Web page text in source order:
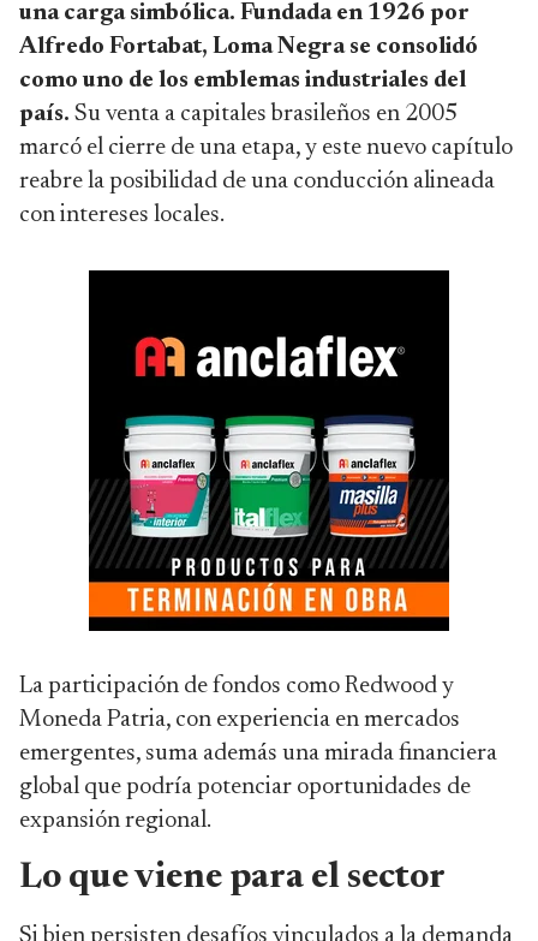
una carga simbólica. Fundada en 1926 por
Alfredo Fortabat, Loma Negra se consolidó
como uno de los emblemas industriales del
país. Su venta a capitales brasileños en 2005
marcó el cierre de una etapa, y este nuevo capítulo
reabre la posibilidad de una conducción alineada
con intereses locales.
La participación de fondos como Redwood y
Moneda Patria, con experiencia en mercados
emergentes, suma además una mirada financiera
global que podría potenciar oportunidades de
expansión regional.
Lo que viene para el sector